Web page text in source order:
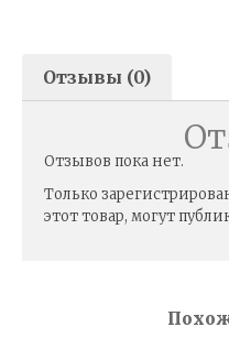
Отзывы (0)
Отзывов пока нет.
Только
этот товар, могут